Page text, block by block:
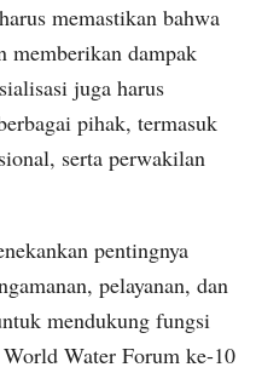
memastikan bahwa
memberikan dampak
juga harus
pihak, termasuk
serta perwakilan
pentingnya
pelayanan, dan
mendukung fungsi
Water Forum ke-10